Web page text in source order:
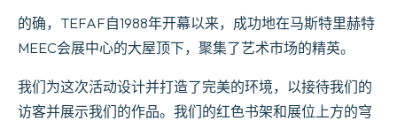
的确，TEFAF自1988年开幕以来，成功地在马斯特里赫特
MEEC会展中心的大屋顶下，聚集了艺术市场的精英。
我们为这次活动设计并打造了完美的环境，以接待我们的
访客并展示我们的作品。我们的红色书架和展位上方的穹